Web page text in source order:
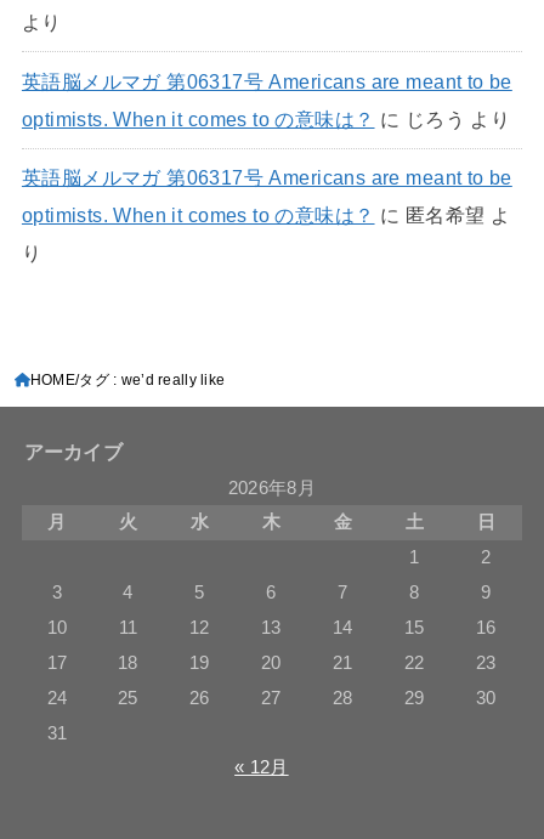
より
英語脳メルマガ 第06317号 Americans are meant to be
optimists. When it comes to の意味は？ に じろう より
英語脳メルマガ 第06317号 Americans are meant to be
optimists. When it comes to の意味は？ に 匿名希望 よ
り
HOME タグ : we’d really like
アーカイブ
2026年8月
月
火 水 木 金 土
日
1
2
3
4 5 6 7 8
9
10
11 12 13 14 15
16
17
18 19 20 21 22
23
24
25 26 27 28 29
30
31
« 12月